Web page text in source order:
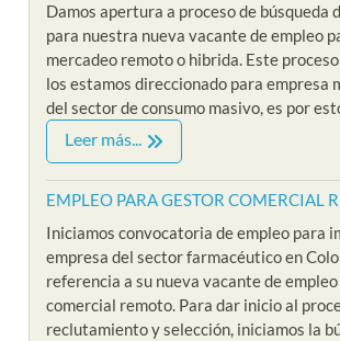
Damos apertura a proceso de búsqueda
para nuestra nueva vacante de empleo
mercadeo remoto o hibrida. Este
los estamos direccionado para empresa
del sector de consumo masivo, es por
Leer más...
EMPLEO PARA GESTOR COMERCIAL
Iniciamos convocatoria de empleo para
empresa del sector farmacéutico en
referencia a su nueva vacante de
comercial remoto. Para dar inicio al
reclutamiento y selección, iniciamos la